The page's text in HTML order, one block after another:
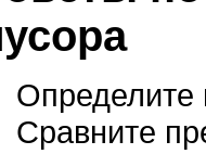
Определите
Сравните